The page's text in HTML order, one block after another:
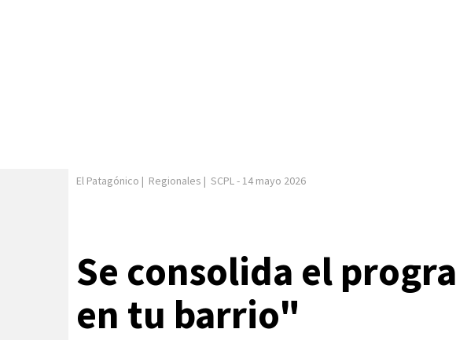
El Patagónico | Regionales | SCPL- 14 mayo 2026
Se consolida el
en tu barrio"